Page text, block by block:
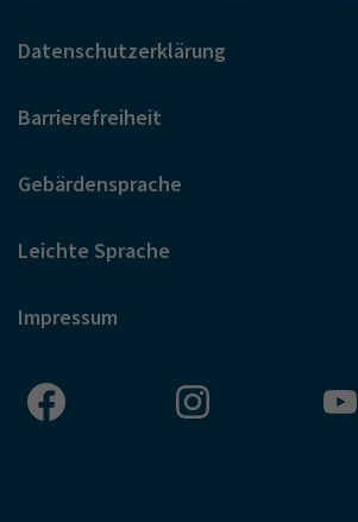
Datenschutzerklärung
Barrierefreiheit
Gebärdensprache
Leichte Sprache
Impressum